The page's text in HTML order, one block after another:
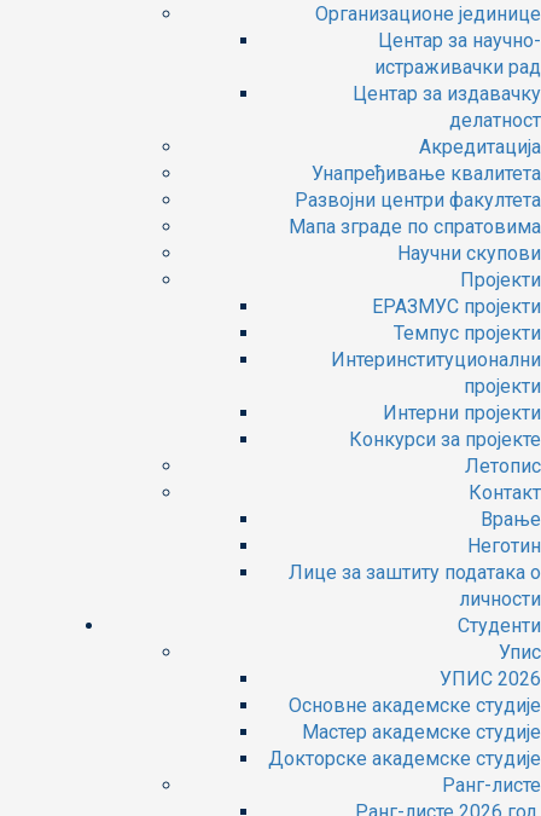
Организационе јединице
Центар за научно-
истраживачки рад
Центар за издавачку
делатност
Акредитација
Унапређивање квалитета
Развојни центри факултета
Мапа зграде по спратовима
Научни скупови
Пројекти
ЕРАЗМУС пројекти
Темпус пројекти
Интеринституционални
пројекти
Интерни пројекти
Конкурси за пројекте
Летопис
Контакт
Врање
Неготин
Лице за заштиту података о
личности
Студенти
Упис
УПИС 2026
Основне академске студије
Мастер академске студије
Докторске академске студије
Ранг-листе